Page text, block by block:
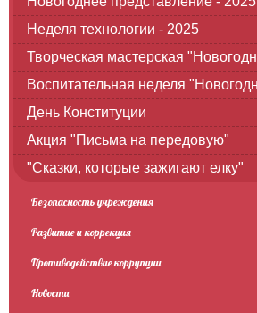
Неделя технологии - 2025
Творческая мастерская
Воспитательная неделя
День Конституции
Акция "Письма на передовую"
"Сказки, которые зажигают елку"
Безопасность учреждения
Развитие и коррекция
Противодействие коррупции
Новости